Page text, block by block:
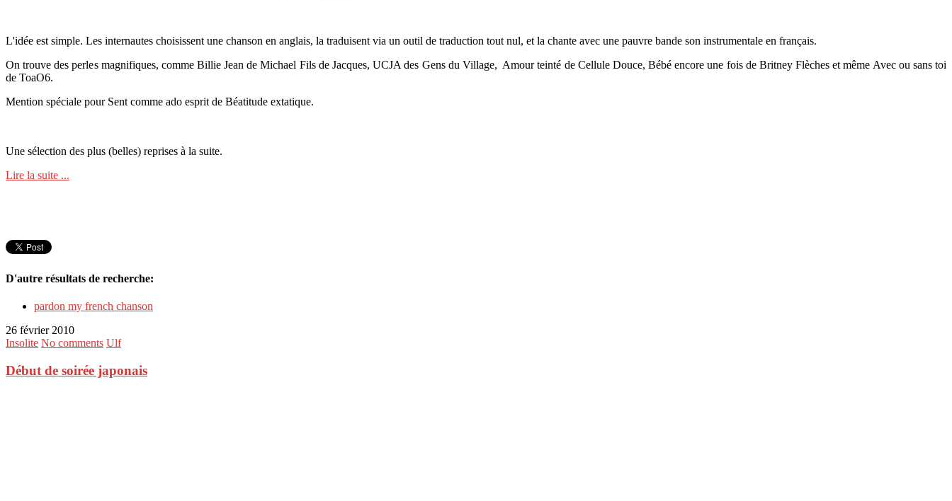
L'idée est simple. Les internautes choisissent une chanson en anglais, la traduisent via un outil de traduction tout nul, et la chante avec une pauvre bande son instrumentale en français.
On trouve des perles magnifiques, comme Billie Jean de Michael Fils de Jacques, UCJA des Gens du Village, Amour teinté de Cellule Douce, Bébé encore une fois de Britney Flèches et même Avec ou sans toi
de ToaO6.
Mention spéciale pour Sent comme ado esprit de Béatitude extatique.
Une sélection des plus (belles) reprises à la suite.
Lire la suite ...
D'autre résultats de recherche:
pardon my french chanson
26 février 2010
Insolite No comments Ulf
Début de soirée japonais